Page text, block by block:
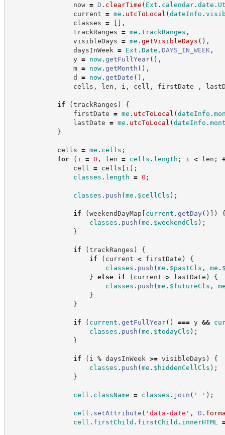
now = D . clearTime ( Ext . calendar .date .
current = me . utcToLocal (dateInfo .
classes = [ ] ,
trackRanges = me .trackRanges ,
visibleDays = me .getVisibleDays ( ) ,
daysInWeek = Ext .Date . DAYS_IN_WEEK ,
y = now .getFullYear( ) ,
m = now .getMonth ( ) ,
d = now .getDate ( ) ,
cells , len , i , cell , firstDate ,
if (trackRanges )
{
firstDate = me . utcToLocal (dateInfo .
lastDate = me . utcToLocal (dateInfo .
}
cells = me . cells ;
for
( i = 0 , len = cells . length ; i < len ;
cell = cells [ i ] ;
classes . length = 0 ;
classes . push (me . $cellCls ) ;
if (weekendDayMap [ current .getDay ( ) ] )
classes . push (me . $weekendCls ) ;
}
if (trackRanges )
{
if
( current < firstDate )
{
classes . push (me . $pastCls , me .
}
else if ( current > lastDate )
{
classes . push (me . $futureCls ,
}
}
if ( current .getFullYear( ) === y &&
classes . push (me . $todayCls ) ;
}
if ( i % daysInWeek >= visibleDays )
{
classes . push (me . $hiddenCellCls ) ;
}
cell . className = classes . join ( ' ' ) ;
cell . setAttribute ( 'data-date ' , D .
cell . firstChild . firstChild . innerHTML